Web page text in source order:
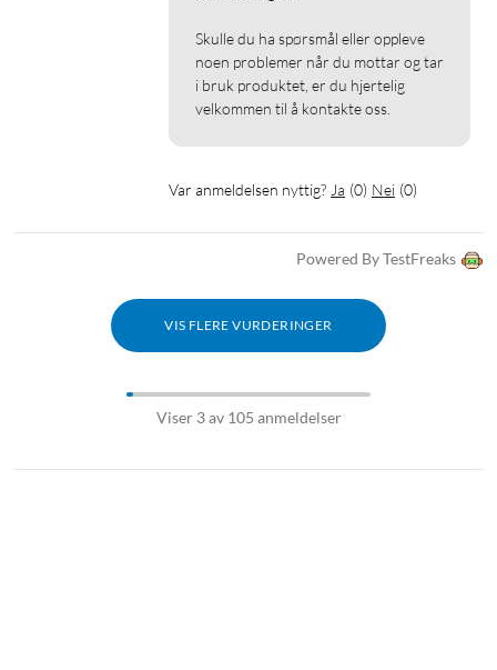
Skulle du ha spørsmål eller oppleve
noen problemer når du mottar og tar
i bruk produktet, er du hjertelig
velkommen til å kontakte oss.
Var anmeldelsen nyttig? Ja (0) Nei (0)
Powered By TestFreaks
VIS FLERE VURDERINGER
Viser 3 av 105 anmeldelser